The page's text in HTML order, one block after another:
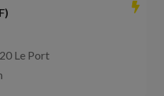
Le Port